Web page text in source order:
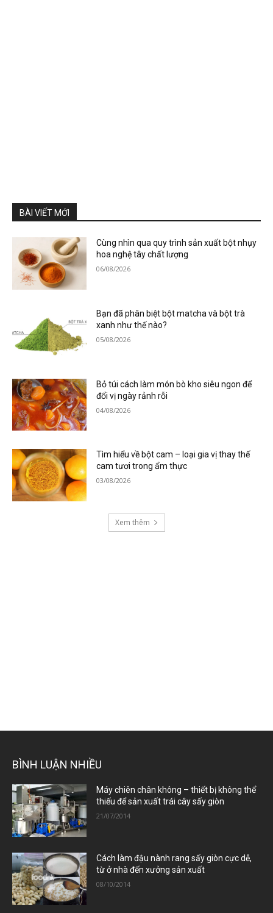
BÀI VIẾT MỚI
Cùng nhìn qua quy trình sản xuất bột nhụy
hoa nghệ tây chất lượng
06/08/2026
Bạn đã phân biệt bột matcha và bột trà
xanh như thế nào?
05/08/2026
Bỏ túi cách làm món bò kho siêu ngon để
đổi vị ngày rảnh rỗi
04/08/2026
Tìm hiểu về bột cam – loại gia vị thay thế
cam tươi trong ẩm thực
03/08/2026
Xem thêm
BÌNH LUẬN NHIỀU
Máy chiên chân không – thiết bị không thể
thiếu để sản xuất trái cây sấy giòn
21/07/2014
Cách làm đậu nành rang sấy giòn cực dễ,
từ ở nhà đến xưởng sản xuất
08/10/2014